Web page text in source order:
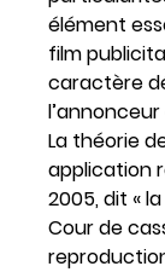
élément
film
caractère
La théorie
application
2005, dit «
Cour de